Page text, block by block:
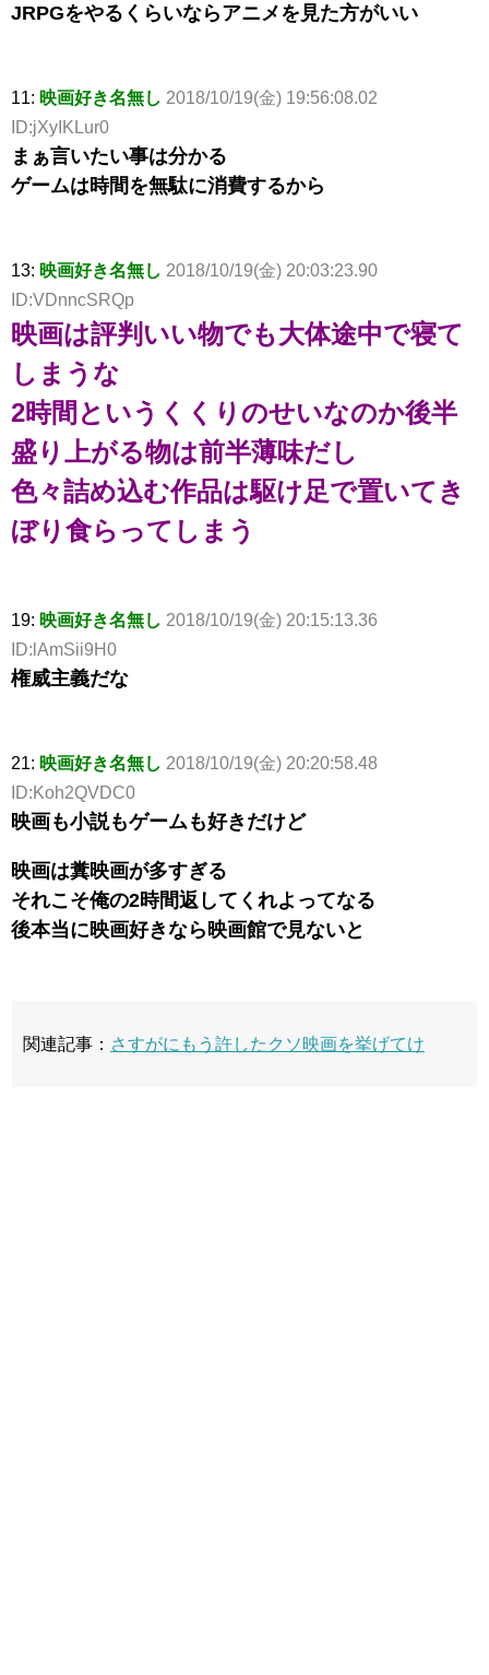
JRPGをやるくらいならアニメを見た方がいい
11: 映画好き名無し 2018/10/19(金) 19:56:08.02
ID:jXyIKLur0
まぁ言いたい事は分かる
ゲームは時間を無駄に消費するから
13: 映画好き名無し 2018/10/19(金) 20:03:23.90
ID:VDnncSRQp
映画は評判いい物でも大体途中で寝て
しまうな
2時間というくくりのせいなのか後半
盛り上がる物は前半薄味だし
色々詰め込む作品は駆け足で置いてき
ぼり食らってしまう
19: 映画好き名無し 2018/10/19(金) 20:15:13.36
ID:lAmSii9H0
権威主義だな
21: 映画好き名無し 2018/10/19(金) 20:20:58.48
ID:Koh2QVDC0
映画も小説もゲームも好きだけど
映画は糞映画が多すぎる
それこそ俺の2時間返してくれよってなる
後本当に映画好きなら映画館で見ないと
関連記事： さすがにもう許したクソ映画を挙げてけ